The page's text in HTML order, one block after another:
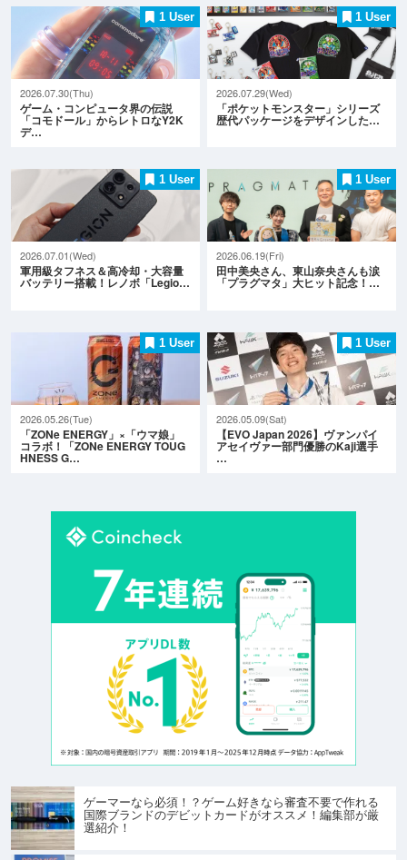
1 User
2026.07.30(Thu)
ゲーム・コンピュータ界の伝説
「コモドール」からレトロなY2K
デ…
1 User
2026.07.29(Wed)
「ポケットモンスター」シリーズ
歴代パッケージをデザインした…
1 User
2026.07.01(Wed)
軍用級タフネス＆高冷却・大容量
バッテリー搭載！レノボ「Legio…
1 User
2026.06.19(Fri)
田中美央さん、東山奈央さんも涙
「プラグマタ」大ヒット記念！…
1 User
2026.05.26(Tue)
「ZONe ENERGY」×「ウマ娘」
コラボ！「ZONe ENERGY TOUG
HNESS G…
1 User
2026.05.09(Sat)
【EVO Japan 2026】ヴァンパイ
アセイヴァー部門優勝のKaji選手
…
ゲーマーなら必須！？ゲーム好きなら審査不要で作れる
国際ブランドのデビットカードがオススメ！編集部が厳
選紹介！